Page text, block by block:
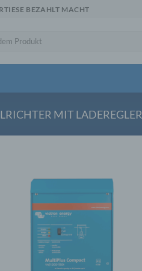
BEZAHLT MACHT
MIT LADEREGLER